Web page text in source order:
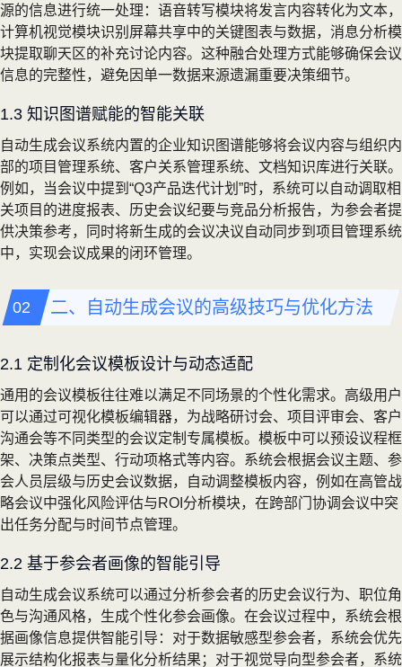
源的信息进行统一处理：语音转写模块将发言内容转化为文本，
计算机视觉模块识别屏幕共享中的关键图表与数据，消息分析模
块提取聊天区的补充讨论内容。这种融合处理方式能够确保会议
信息的完整性，避免因单一数据来源遗漏重要决策细节。
1.3 知识图谱赋能的智能关联
自动生成会议系统内置的企业知识图谱能够将会议内容与组织内
部的项目管理系统、客户关系管理系统、文档知识库进行关联。
例如，当会议中提到“Q3产品迭代计划”时，系统可以自动调取相
关项目的进度报表、历史会议纪要与竞品分析报告，为参会者提
供决策参考，同时将新生成的会议决议自动同步到项目管理系统
中，实现会议成果的闭环管理。
二、自动生成会议的高级技巧与优化方法
2.1 定制化会议模板设计与动态适配
通用的会议模板往往难以满足不同场景的个性化需求。高级用户
可以通过可视化模板编辑器，为战略研讨会、项目评审会、客户
沟通会等不同类型的会议定制专属模板。模板中可以预设议程框
架、决策点类型、行动项格式等内容。系统会根据会议主题、参
会人员层级与历史会议数据，自动调整模板内容，例如在高管战
略会议中强化风险评估与ROI分析模块，在跨部门协调会议中突
出任务分配与时间节点管理。
2.2 基于参会者画像的智能引导
自动生成会议系统可以通过分析参会者的历史会议行为、职位角
色与沟通风格，生成个性化参会画像。在会议过程中，系统会根
据画像信息提供智能引导：对于数据敏感型参会者，系统会优先
展示结构化报表与量化分析结果；对于视觉导向型参会者，系统